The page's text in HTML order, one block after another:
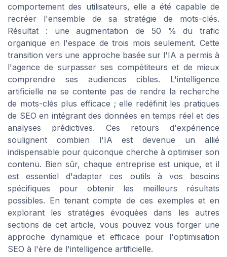
comportement des utilisateurs, elle a été capable de
recréer l'ensemble de sa stratégie de mots-clés.
Résultat : une augmentation de 50 % du trafic
organique en l'espace de trois mois seulement. Cette
transition vers une approche basée sur l'IA a permis à
l'agence de surpasser ses compétiteurs et de mieux
comprendre ses audiences cibles. L'intelligence
artificielle ne se contente pas de rendre la recherche
de mots-clés plus efficace ; elle redéfinit les pratiques
de SEO en intégrant des données en temps réel et des
analyses prédictives. Ces retours d'expérience
soulignent combien l'IA est devenue un allié
indispensable pour quiconque cherche à optimiser son
contenu. Bien sûr, chaque entreprise est unique, et il
est essentiel d'adapter ces outils à vos besoins
spécifiques pour obtenir les meilleurs résultats
possibles. En tenant compte de ces exemples et en
explorant les stratégies évoquées dans les autres
sections de cet article, vous pouvez vous forger une
approche dynamique et efficace pour l'optimisation
SEO à l'ère de l'intelligence artificielle.